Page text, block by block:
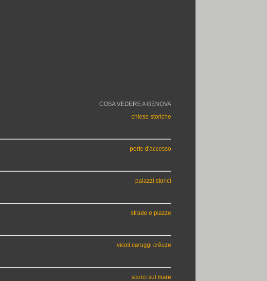
COSA VEDERE A GENOVA
chiese storiche
porte d'accesso
palazzi storici
strade e piazze
vicoli caruggi crêuze
scorci sul mare